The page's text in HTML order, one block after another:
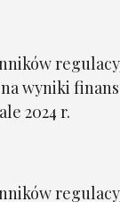
wyniki
2024 r.